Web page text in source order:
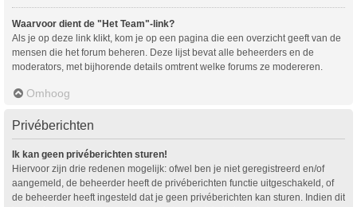
Waarvoor dient de "Het Team"-link?
Als je op deze link klikt, kom je op een pagina die een overzicht geeft van de
mensen die het forum beheren. Deze lijst bevat alle beheerders en de
moderators, met bijhorende details omtrent welke forums ze modereren.
Omhoog
Privéberichten
Ik kan geen privéberichten sturen!
Hiervoor zijn drie redenen mogelijk: ofwel ben je niet geregistreerd en/of
aangemeld, de beheerder heeft de privéberichten functie uitgeschakeld, of
de beheerder heeft ingesteld dat je geen privéberichten kan sturen. Indien dit